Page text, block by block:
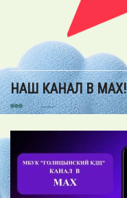
НАШ КАНАЛ В MAX!